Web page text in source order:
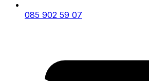
085 902 59 07